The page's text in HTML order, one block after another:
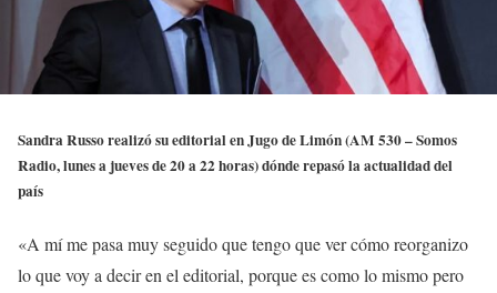
Sandra Russo realizó su editorial en Jugo de Limón (AM 530 – Somos
Radio, lunes a jueves de 20 a 22 horas) dónde repasó la actualidad del
país
«A mí me pasa muy seguido que tengo que ver cómo reorganizo
lo que voy a decir en el editorial, porque es como lo mismo pero